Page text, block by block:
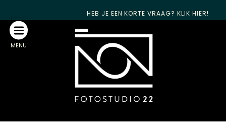
MENU
HEB JE EEN KORTE VRAAG? KLIK HIER!